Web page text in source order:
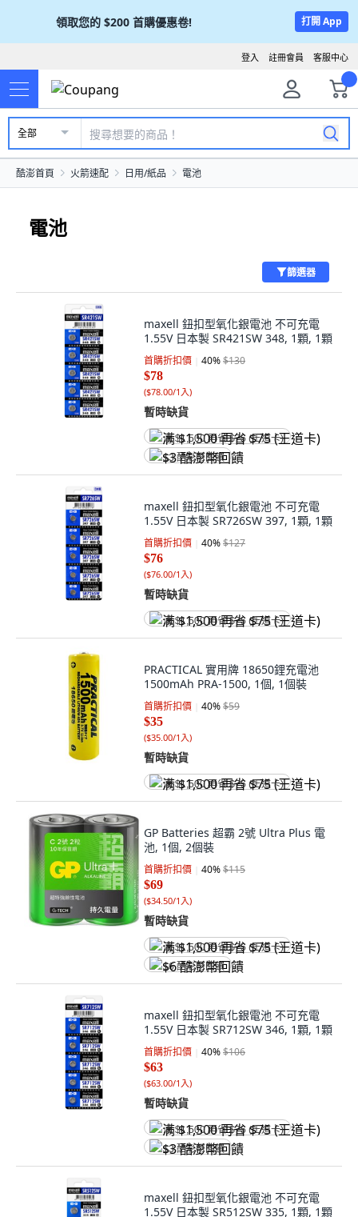
領取您的 $200 首購優惠卷! 打開 App
客服中心
註冊會員
登入
全部
酷澎首頁 火箭速配 日用/紙品 電池
電池
篩選器
maxell 鈕扣型氧化銀電池 不可充電
1.55V 日本製 SR421SW 348, 1顆, 1顆
首購折扣價 40%$130
$78
($78.00/1入)
暫時缺貨
满 $1,500 再省 $75 (王道卡)
$3 酷澎幣回饋
maxell 鈕扣型氧化銀電池 不可充電
1.55V 日本製 SR726SW 397, 1顆, 1顆
首購折扣價 40%$127
$76
($76.00/1入)
暫時缺貨
满 $1,500 再省 $75 (王道卡)
PRACTICAL 實用牌 18650鋰充電池
1500mAh PRA-1500, 1個, 1個裝
首購折扣價 40%$59
$35
($35.00/1入)
暫時缺貨
满 $1,500 再省 $75 (王道卡)
GP Batteries 超霸 2號 Ultra Plus 電
池, 1個, 2個裝
首購折扣價 40%$115
$69
($34.50/1入)
暫時缺貨
满 $1,500 再省 $75 (王道卡)
$6 酷澎幣回饋
maxell 鈕扣型氧化銀電池 不可充電
1.55V 日本製 SR712SW 346, 1顆, 1顆
首購折扣價 40%$106
$63
($63.00/1入)
暫時缺貨
满 $1,500 再省 $75 (王道卡)
$3 酷澎幣回饋
maxell 鈕扣型氧化銀電池 不可充電
1.55V 日本製 SR512SW 335, 1顆, 1顆